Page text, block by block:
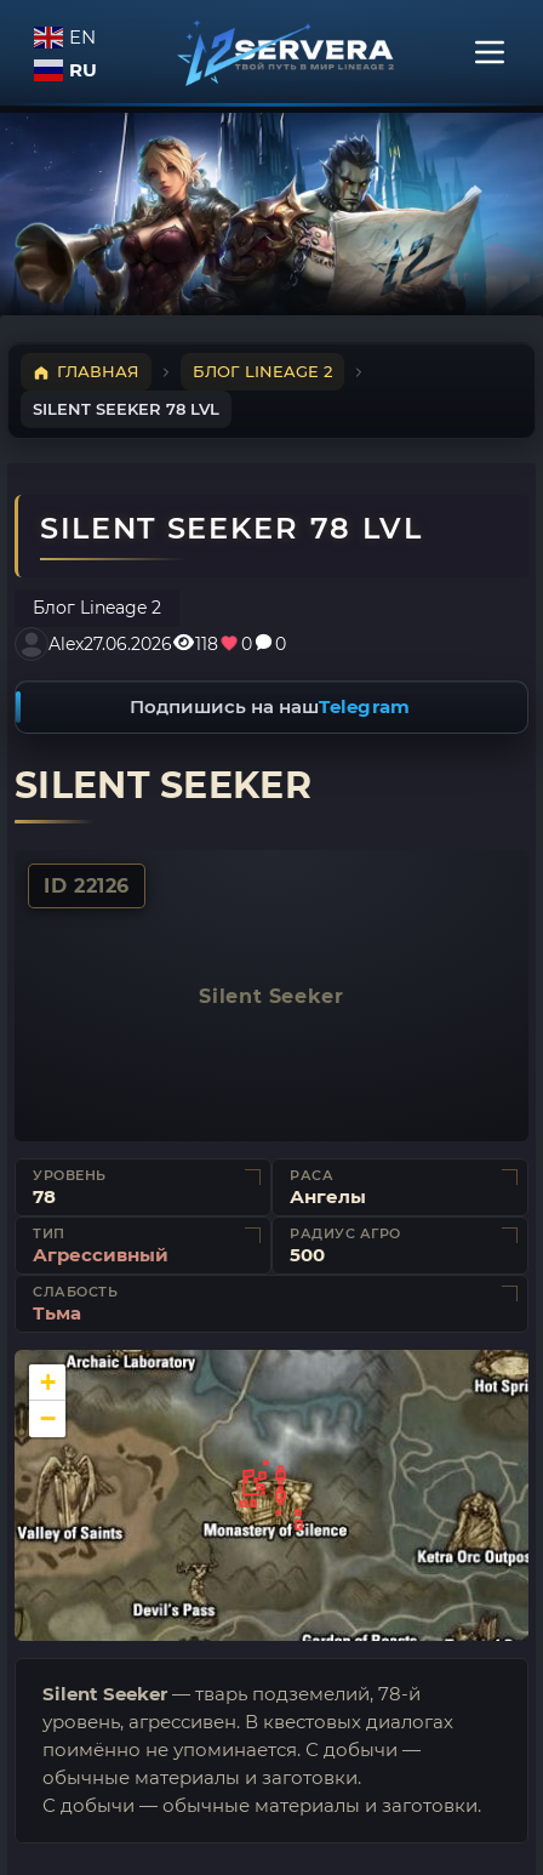
EN
RU
ГЛАВНАЯ
БЛОГ LINEAGE 2
SILENT SEEKER 78 LVL
SILENT SEEKER 78 LVL
Блог Lineage 2
Alex27.06.2026 118 0 0
Подпишись на нашTelegram
SILENT SEEKER
ID 22126
Silent Seeker
УРОВЕНЬ
78
РАСА
Ангелы
ТИП
Агрессивный
РАДИУС АГРО
500
СЛАБОСТЬ
Тьма
+
−
Silent Seeker — тварь подземелий, 78-й
уровень, агрессивен. В квестовых диалогах
поимённо не упоминается. С добычи —
обычные материалы и заготовки.
С добычи — обычные материалы и заготовки.